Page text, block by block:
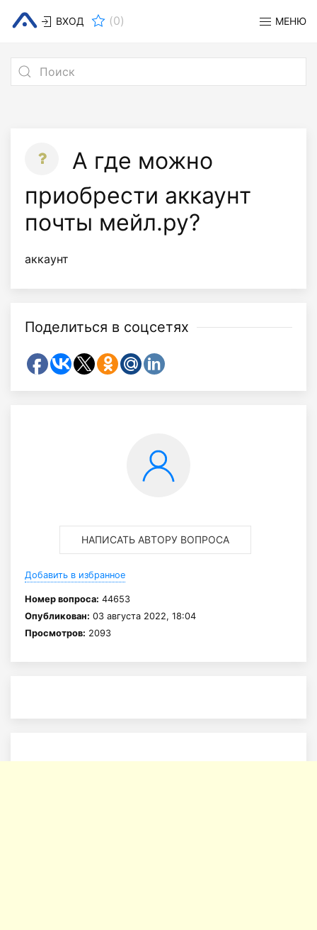
ВХОД (0) МЕНЮ
А где можно
приобрести аккаунт
почты мейл.ру?
аккаунт
Поделиться в соцсетях
НАПИСАТЬ АВТОРУ ВОПРОСА
Добавить в избранное
Номер вопроса: 44653
Опубликован: 03 августа 2022, 18:04
Просмотров: 2093